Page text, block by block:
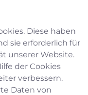
Diese haben
sie erforderlich für
unserer Website.
der Cookies
verbessern.
Daten von